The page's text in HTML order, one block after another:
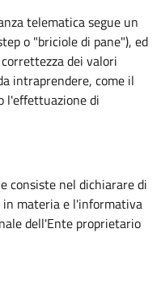
telematica segue un
o "briciole di pane"), ed
dei valori
intraprendere, come il
l'effettuazione di
consiste nel dichiarare di
materia e l'informativa
dell'Ente proprietario